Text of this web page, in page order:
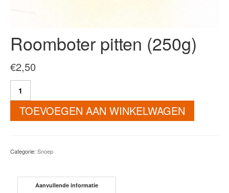
Roomboter pitten (250g)
€2,50
pitten
(250g)
aantal
TOEVOEGEN AAN WINKELWAGEN
Categorie: Snoep
Aanvullende informatie